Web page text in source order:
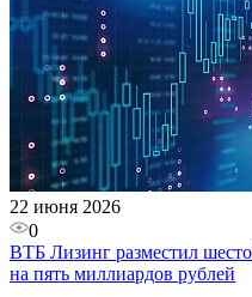
22 июня 2026
0
ВТБ Лизинг разместил
на пять миллиардов рублей